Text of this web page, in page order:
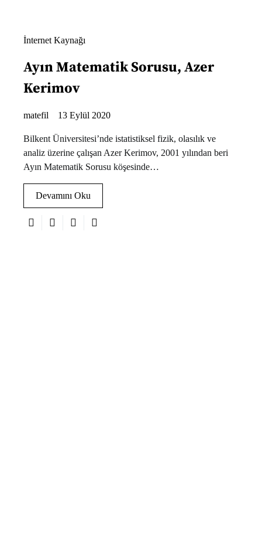
İnternet Kaynağı
Ayın Matematik Sorusu, Azer
Kerimov
matefil 13 Eylül 2020
Bilkent Üniversitesi’nde istatistiksel fizik, olasılık ve
analiz üzerine çalışan Azer Kerimov, 2001 yılından beri
Ayın Matematik Sorusu köşesinde…
Devamını Oku